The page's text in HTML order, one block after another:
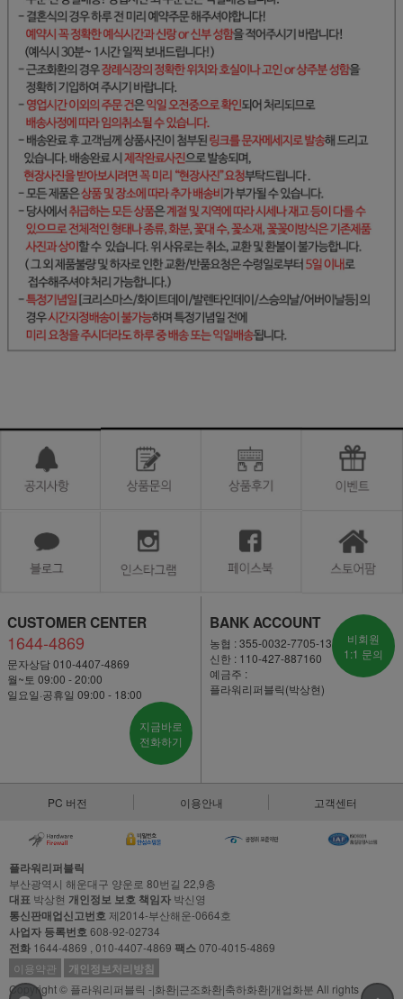
CUSTOMER CENTER
1644-4869
문자상담 010-4407-4869
월~토 09:00 - 20:00
일요일·공휴일 09:00 - 18:00
지금바로
전화하기
BANK ACCOUNT
농협 : 355-0032-7705-13
신한 : 110-427-887160
예금주 :
플라워리퍼블릭(박상현)
비회원
1:1 문의
PC 버전 이용안내 고객센터
플라워리퍼블릭
부산광역시 해운대구 양운로 80번길 22,9층
대표 박상현 개인정보 보호 책임자 박신영
통신판매업신고번호제2014-부산해운-0664호
사업자 등록번호608-92-02734
전화 1644-4869 , 010-4407-4869 팩스070-4015-4869
이용약관
개인정보처리방침
Copyright © 플라워리퍼블릭 -|화환|근조화환|축하화환|개업화분 All rights